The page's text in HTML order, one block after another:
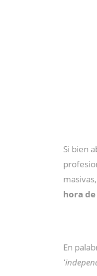
Si bien
hora
En